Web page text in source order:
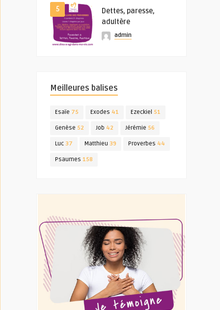
5
Dettes, paresse,
adultère
admin
Meilleures balises
Esaïe 75 Exodes 41 Ezeckiel 51
Genèse 52 Job 42 Jérémie 56
Luc 37 Matthieu 39 Proverbes 44
Psaumes 158